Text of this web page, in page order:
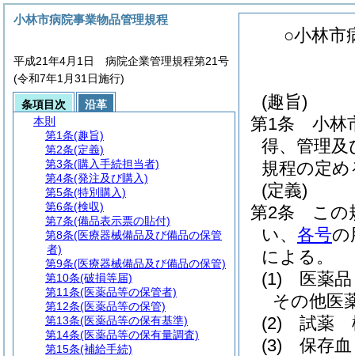
○小林市
(趣旨)
第1条
小林
得、管理
規程の定
(定義)
第2条
この
い、 各号の
による。
(1)
医薬
その他医
(2)
試薬
(3)
保存血
小林市病院事業物品管理規程
平成21年4月1日 病院企業管理規程第21号
(令和7年1月31日施行)
条項目次
沿革
本則
第1条(趣旨)
第2条(定義)
第3条(購入手続担当者)
第4条(発注及び購入)
第5条(特別購入)
第6条(検収)
第7条(備品表示票の貼付)
第8条(医療器械備品及び備品の保管
者)
第9条(医療器械備品及び備品の保管)
第10条(破損等届)
第11条(医薬品等の保管者)
第12条(医薬品等の保管)
第13条(医薬品等の保有基準)
第14条(医薬品等の保有量調査)
第15条(補給手続)